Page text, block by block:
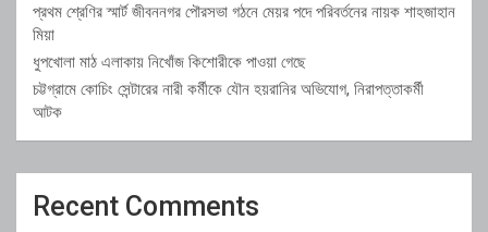
প্রথম শ্রেণির স্মার্ট জীবননগর পৌরসভা গঠনে মেয়র পদে পরিবর্তনের নায়ক শাহজাহান
মিয়া
ধুপখোলা মাঠ এলাকায় নিখোঁজ কিশোরীকে পাওয়া গেছে
চট্টগ্রামে কোচিং সেন্টারের নারী কর্মীকে যৌন হয়রানির অভিযোগ, নিরাপত্তাকর্মী
আটক
Recent Comments